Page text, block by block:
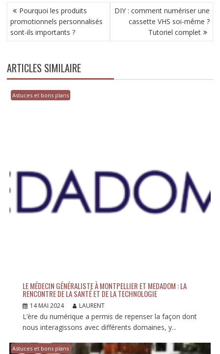
NAVIGATION
DE
L’ARTICLE
Pourquoi les produits
promotionnels personnalisés
sont-ils importants ?
DIY : comment numériser une
cassette VHS soi-même ?
Tutoriel complet
ARTICLES SIMILAIRE
Astuces et bons plans
LE MÉDECIN GÉNÉRALISTE À MONTPELLIER ET MEDADOM : LA
RENCONTRE DE LA SANTÉ ET DE LA TECHNOLOGIE
14 MAI 2024 LAURENT
L’ère du numérique a permis de repenser la façon dont
nous interagissons avec différents domaines, y...
Astuces et bons plans